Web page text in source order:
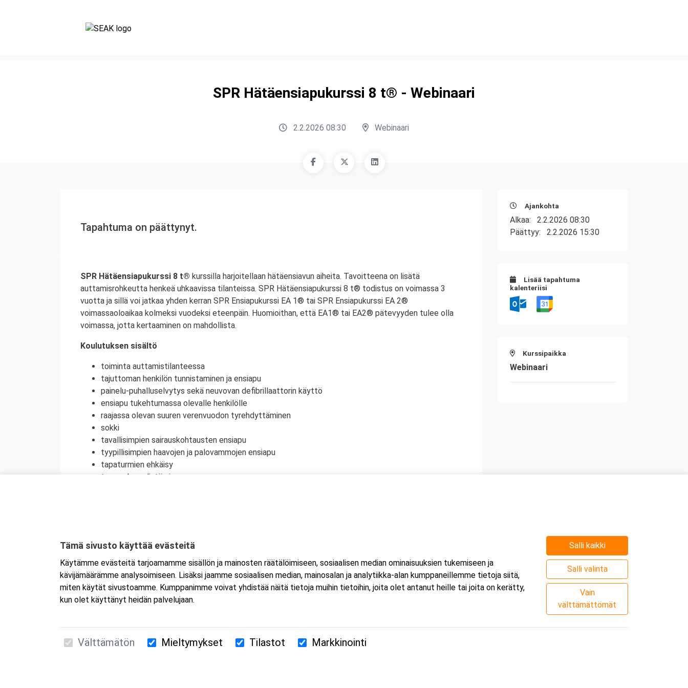
SPR Hätäensiapukurssi 8 t® - Webinaari
2.2.2026 08:30 Webinaari
Tapahtuma on päättynyt.
SPR Hätäensiapukurssi 8 t® kurssilla harjoitellaan hätäensiavun aiheita. Tavoitteena on lisätä
auttamisrohkeutta henkeä uhkaavissa tilanteissa. SPR Hätäensiapukurssi 8 t® todistus on voimassa 3
vuotta ja sillä voi jatkaa yhden kerran SPR Ensiapukurssi EA 1® tai SPR Ensiapukurssi EA 2®
voimassaoloaikaa kolmeksi vuodeksi eteenpäin. Huomioithan, että EA1® tai EA2® pätevyyden tulee olla
voimassa, jotta kertaaminen on mahdollista.
Koulutuksen sisältö
toiminta auttamistilanteessa
tajuttoman henkilön tunnistaminen ja ensiapu
painelu-puhalluselvytys sekä neuvovan defibrillaattorin käyttö
ensiapu tukehtumassa olevalle henkilölle
raajassa olevan suuren verenvuodon tyrehdyttäminen
sokki
tavallisimpien sairauskohtausten ensiapu
tyypillisimpien haavojen ja palovammojen ensiapu
tapaturmien ehkäisy
terveyden edistäminen
Kyseessä on etäkoulutus.Koulutus tapahtuu Microsoft Teams-sovelluksella. Voit osallistua
tai mobiililaitteelle erikseen. Mikäli haluat ladata Teams-sovelluksen, löydät sen omasta sovelluskaupasta.
Tarkemmat ohjeet lähetetään vahvistusviestissä.
Ajankohta
Alkaa: 2.2.2026 08:30
Päättyy: 2.2.2026 15:30
Lisää tapahtuma
kalenteriisi
Kurssipaikka
Webinaari
Suomen Ensiapukoulutus Oy / Valimotie 21 / 00380 Helsinki
Tämä sivusto käyttää evästeitä
Käytämme evästeitä tarjoamamme sisällön ja mainosten räätälöimiseen, sosiaalisen median ominaisuuksien tukemiseen ja
kävijämäärämme analysoimiseen. Lisäksi jaamme sosiaalisen median, mainosalan ja analytiikka-alan kumppaneillemme tietoja siitä,
miten käytät sivustoamme. Kumppanimme voivat yhdistää näitä tietoja muihin tietoihin, joita olet antanut heille tai joita on kerätty,
kun olet käyttänyt heidän palvelujaan.
Salli kaikki
Salli valinta
Vain
välttämättömät
Välttämätön Mieltymykset Tilastot Markkinointi